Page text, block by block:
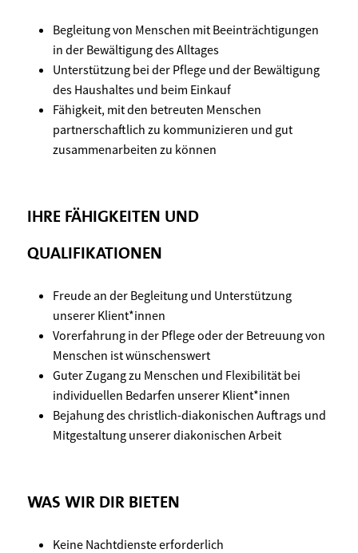
Begleitung von Menschen mit Beeinträchtigungen
in der Bewältigung des Alltages
Unterstützung bei der Pflege und der Bewältigung
des Haushaltes und beim Einkauf
Fähigkeit, mit den betreuten Menschen
partnerschaftlich zu kommunizieren und gut
zusammenarbeiten zu können
IHRE FÄHIGKEITEN UND
QUALIFIKATIONEN
Freude an der Begleitung und Unterstützung
unserer Klient*innen
Vorerfahrung in der Pflege oder der Betreuung von
Menschen ist wünschenswert
Guter Zugang zu Menschen und Flexibilität bei
individuellen Bedarfen unserer Klient*innen
Bejahung des christlich-diakonischen Auftrags und
Mitgestaltung unserer diakonischen Arbeit
WAS WIR DIR BIETEN
Keine Nachtdienste erforderlich